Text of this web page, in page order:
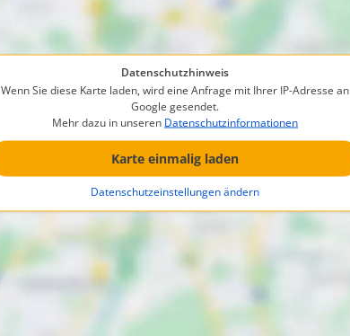
Datenschutzhinweis
Wenn Sie diese Karte laden, wird eine Anfrage mit Ihrer IP-Adresse an
Google gesendet.
Mehr dazu in unseren Datenschutzinformationen
Karte einmalig laden
Datenschutzeinstellungen ändern